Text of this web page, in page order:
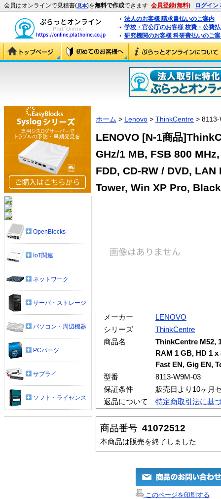
会員はオンラインで見積書(見本)を無料で作成できます 会員登録(無料) ログイン
法人のお客様 請求書払いのご案内
学校・官公庁のお客様 校費・公費
研究機関のお客様 科研費払いのご
ホーム > Lenovo > ThinkCentre >
LENOVO [N-1商品
GHz/1 MB, FSB 800
FDD, CD-RW / DVD,
Tower, Win XP Pro,
メーカー
LENOVO
シリーズ
ThinkCentre
商品名
ThinkCentre M52,
RAM 1 GB, HD 1
Fast EN, Gig EN,
型番
8113-W9M-03
保証条件
販売日より10ヶ月
返品について
特定商取引法に基
商品番号 41072512
本商品は販売を終了しました
このページを印刷する
OpenBlocks
IoT関連
ネットワーク
サーバ・ストレージ
パソコン・周辺機器
PCパーツ
サプライ
ソフト・ライセンス